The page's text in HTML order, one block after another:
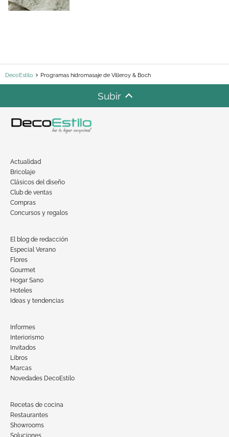
DecoEstilo Programas hidromasaje de Villeroy & Boch
Subir
Actualidad
Bricolaje
Clásicos del diseño
Club de ventas
Compras
Concursos y regalos
El blog de redacción
Especial Verano
Flores
Gourmet
Hogar Sano
Hoteles
Ideas y tendencias
Informes
Interiorismo
Invitados
Libros
Marcas
Novedades DecoEstilo
Recetas de cocina
Restaurantes
Showrooms
Soluciones